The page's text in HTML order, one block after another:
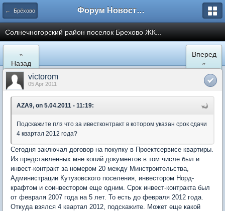
← Брёхово Форум Новостройки
Cолнечногорский район поселок Брехово ЖК...
«
Назад
Вперед
»
victorom
05 Apr 2011
AZA9, on 5.04.2011 - 11:19:
Подскажите плз что за ивестконтракт в котором указан срок сдачи
4 квартал 2012 года?
Сегодня заключал договор на покупку в Проектсервисе квартиры.
Из представленных мне копий документов в том числе был и
инвест-контракт за номером 20 между Минстроительства,
Администрации Кутузовского поселения, инвестором Норд-
крафтом и соинвестором еще одним. Срок инвест-контракта был
от февраля 2007 года на 5 лет. То есть до февраля 2012 года.
Откуда взялся 4 квартал 2012, подскажите. Может еще какой